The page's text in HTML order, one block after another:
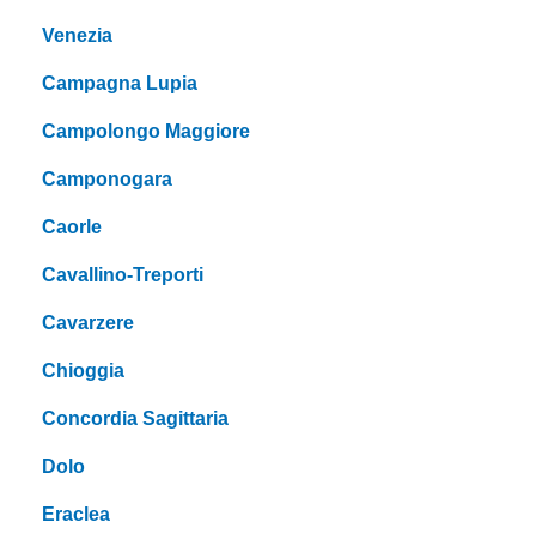
Venezia
Campagna Lupia
Campolongo Maggiore
Camponogara
Caorle
Cavallino-Treporti
Cavarzere
Chioggia
Concordia Sagittaria
Dolo
Eraclea